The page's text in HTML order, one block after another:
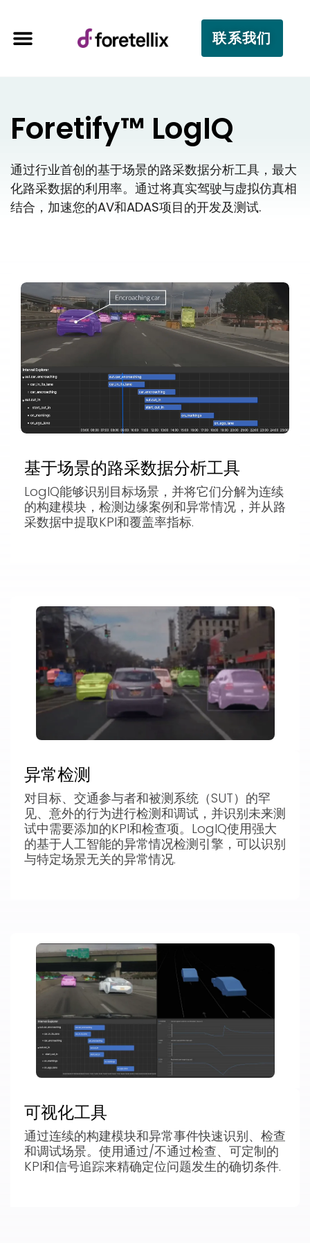
联系我们
Foretify™ LogIQ
通过行业首创的基于场景的路采数据分析工具，最大
化路采数据的利用率。通过将真实驾驶与虚拟仿真相
结合，加速您的AV和ADAS项目的开发及测试.
基于场景的路采数据分析工具
LogIQ能够识别目标场景，并将它们分解为连续
的构建模块，检测边缘案例和异常情况，并从路
采数据中提取KPI和覆盖率指标.
异常检测
对目标、交通参与者和被测系统（SUT）的罕
见、意外的行为进行检测和调试，并识别未来测
试中需要添加的KPI和检查项。LogIQ使用强大
的基于人工智能的异常情况检测引擎，可以识别
与特定场景无关的异常情况.
可视化工具
通过连续的构建模块和异常事件快速识别、检查
和调试场景。使用通过/不通过检查、可定制的
KPI和信号追踪来精确定位问题发生的确切条件.